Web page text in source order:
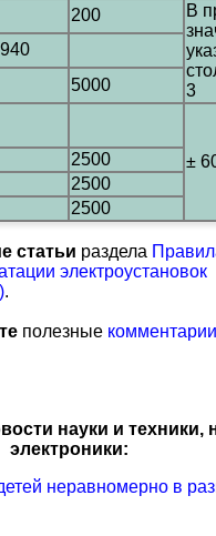
200
В
3
5000
±
2500
2500
2500
статьи раздела
электроустановок
.
полезные
науки и техники,
электроники:
неравномерно в